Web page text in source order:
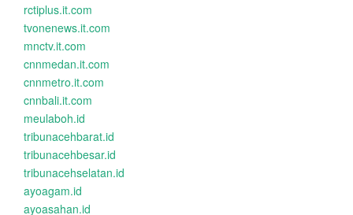
rctiplus.it.com
tvonenews.it.com
mnctv.it.com
cnnmedan.it.com
cnnmetro.it.com
cnnbali.it.com
meulaboh.id
tribunacehbarat.id
tribunacehbesar.id
tribunacehselatan.id
ayoagam.id
ayoasahan.id